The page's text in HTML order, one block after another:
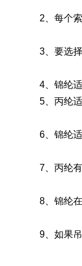
2、每个
3、要选
4、锦纶
5、丙纶
6、锦纶
7、丙纶
8、锦纶
9、如果